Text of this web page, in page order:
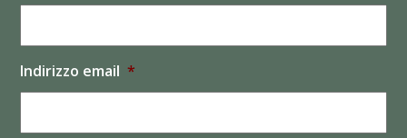
Indirizzo email *